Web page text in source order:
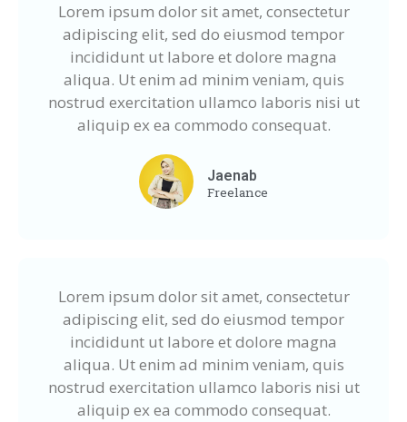
Lorem ipsum dolor sit amet, consectetur
adipiscing elit, sed do eiusmod tempor
incididunt ut labore et dolore magna
aliqua. Ut enim ad minim veniam, quis
nostrud exercitation ullamco laboris nisi ut
aliquip ex ea commodo consequat.
Jaenab
Freelance
Lorem ipsum dolor sit amet, consectetur
adipiscing elit, sed do eiusmod tempor
incididunt ut labore et dolore magna
aliqua. Ut enim ad minim veniam, quis
nostrud exercitation ullamco laboris nisi ut
aliquip ex ea commodo consequat.